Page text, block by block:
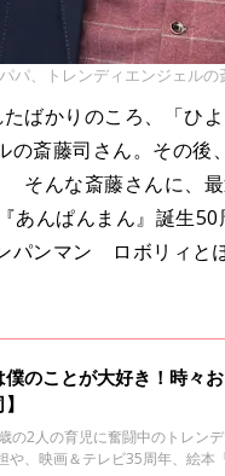
パ、トレンディエンジェルの
ばかりのころ、「ひ
の斎藤司さん。その後
そんな斎藤さんに、
あんぱんまん』誕生
パンマン ロボリィと
僕のことが大好き！時々
の2人の育児に奮闘中のトレン
や、映画＆テレビ35周年、絵本